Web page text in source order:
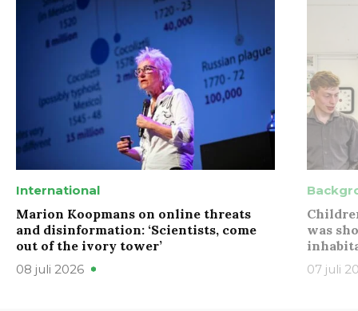
International
Marion Koopmans on online threats
and disinformation: ‘Scientists, come
out of the ivory tower’
08 juli 2026
was
07 juli